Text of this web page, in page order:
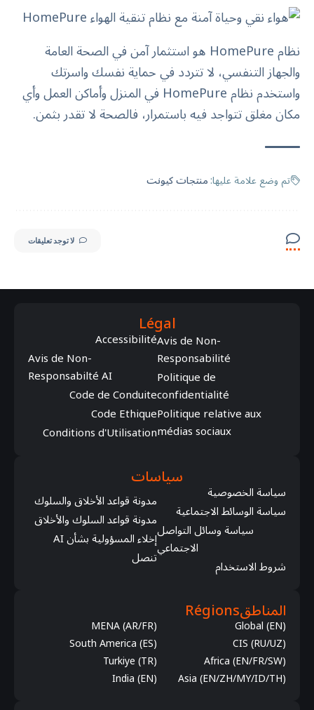
نظام HomePure هو استثمار آمن في الصحة العامة
والجهاز التنفسي، لا تتردد في حماية نفسك واسرتك
واستخدم نظام HomePure في المنزل وأماكن العمل وأي
مكان مغلق تتواجد فيه باستمرار، فالصحة لا تقدر بثمن.
تم وضع علامة عليها:منتجات كيونت
لا توجد تعليقات
Légal
Avis de Non-
Responsabilité
Politique de
confidentialité
Politique relative aux
médias sociaux
Accessibilité
Avis de Non-
Responsabilté AI
Code de Conduite
Code Ethique
Conditions d'Utilisation
سياسات
سياسة الخصوصية
سياسة الوسائط الاجتماعية
سياسة وسائل التواصل
الاجتماعي
شروط الاستخدام
مدونة قواعد الأخلاق والسلوك
مدونة قواعد السلوك والأخلاق
إخلاء المسؤولية بشأن AI
تنصل
المناطقRégions
Global (EN)
CIS (RU/UZ)
Africa (EN/FR/SW)
Asia (EN/ZH/MY/ID/TH)
MENA (AR/FR)
South America (ES)
Turkiye (TR)
India (EN)